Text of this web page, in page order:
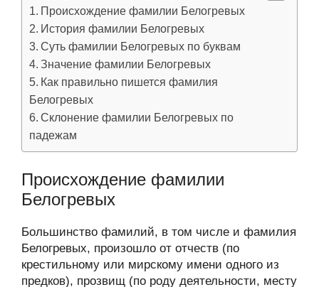
Происхождение фамилии Белогревых
История фамилии Белогревых
Суть фамилии Белогревых по буквам
Значение фамилии Белогревых
Как правильно пишется фамилия
Белогревых
Склонение фамилии Белогревых по
падежам
Происхождение фамилии
Белогревых
Большинство фамилий, в том числе и фамилия
Белогревых, произошло от отчеств (по
крестильному или мирскому имени одного из
предков), прозвищ (по роду деятельности, месту